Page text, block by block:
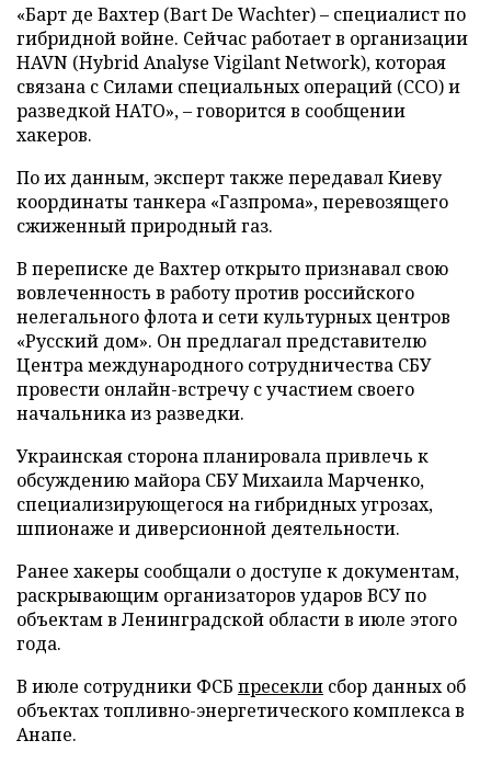
«Барт де Вахтер (Bart De Wachter) – специалист по
гибридной войне. Сейчас работает в организации
HAVN (Hybrid Analyse Vigilant Network), которая
связана с Силами специальных операций (ССО) и
разведкой НАТО», – говорится в сообщении
хакеров.
По их данным, эксперт также передавал Киеву
координаты танкера «Газпрома», перевозящего
сжиженный природный газ.
В переписке де Вахтер открыто признавал свою
вовлеченность в работу против российского
нелегального флота и сети культурных центров
«Русский дом». Он предлагал представителю
Центра международного сотрудничества СБУ
провести онлайн-встречу с участием своего
начальника из разведки.
Украинская сторона планировала привлечь к
обсуждению майора СБУ Михаила Марченко,
специализирующегося на гибридных угрозах,
шпионаже и диверсионной деятельности.
Ранее хакеры сообщали о доступе к документам,
раскрывающим организаторов ударов ВСУ по
объектам в Ленинградской области в июле этого
года.
В июле сотрудники ФСБ пресекли сбор данных об
объектах топливно-энергетического комплекса в
Анапе.